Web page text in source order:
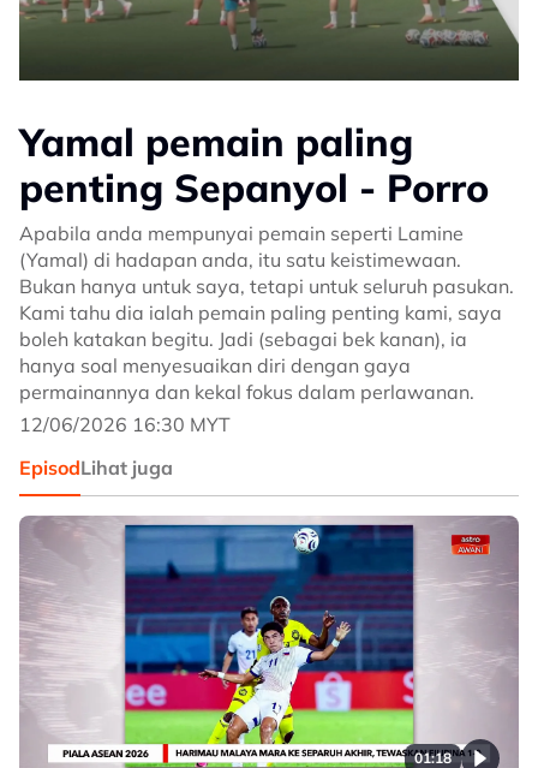
Yamal pemain paling
penting Sepanyol - Porro
Apabila anda mempunyai pemain seperti Lamine
(Yamal) di hadapan anda, itu satu keistimewaan.
Bukan hanya untuk saya, tetapi untuk seluruh pasukan.
Kami tahu dia ialah pemain paling penting kami, saya
boleh katakan begitu. Jadi (sebagai bek kanan), ia
hanya soal menyesuaikan diri dengan gaya
permainannya dan kekal fokus dalam perlawanan.
12/06/2026 16:30 MYT
EpisodLihat juga
01:18